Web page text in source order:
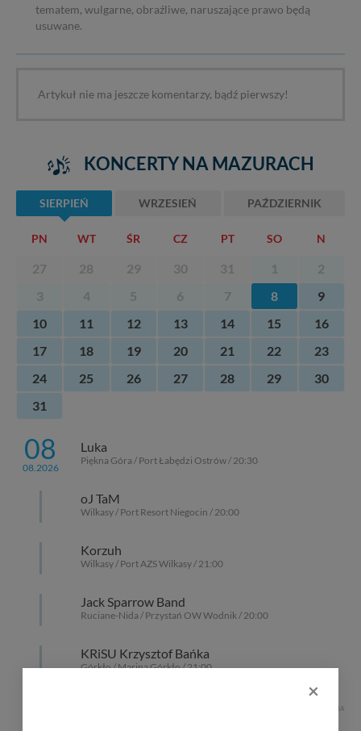
tematem, wulgarne, obraźliwe, naruszające prawo będą
usuwane.
Artykuł nie ma jeszcze komentarzy, bądź pierwszy!
KONCERTY NA MAZURACH
SIERPIEŃ WRZESIEŃ PAŹDZIERNIK
PN WT ŚR CZ PT SO N
27 28 29 30 31 1
2
3
4 5 6 7 8
9
10
11 12 13 14 15
16
17
18 19 20 21 22
23
24
25 26 27 28 29
30
31
08
08.2026
Luka
Piękna Góra / Port Łabędzi Ostrów / 20:30
oJ TaM
Wilkasy / Port Resort Niegocin / 20:00
Korzuh
Wilkasy / Port AZS Wilkasy / 21:00
Jack Sparrow Band
Ruciane-Nida / Przystań OW Wodnik / 20:00
KRiSU Krzysztof Bańka
Górkło / Marina Górkło / 21:00
REKLAMA
×